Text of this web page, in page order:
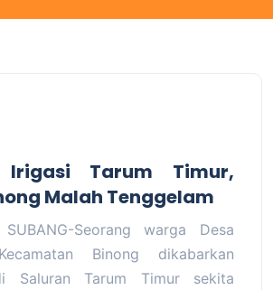
Tarum Timur,
Malah Tenggelam
SUBANG-Seorang warga Desa
Binong dikabarkan
Saluran Tarum Timur sekita